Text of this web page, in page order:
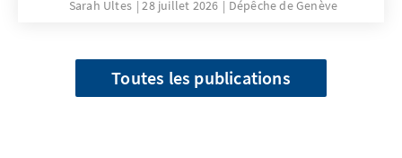
Sarah Ultes 28 juillet 2026 Dépêche de Genève
Toutes les publications